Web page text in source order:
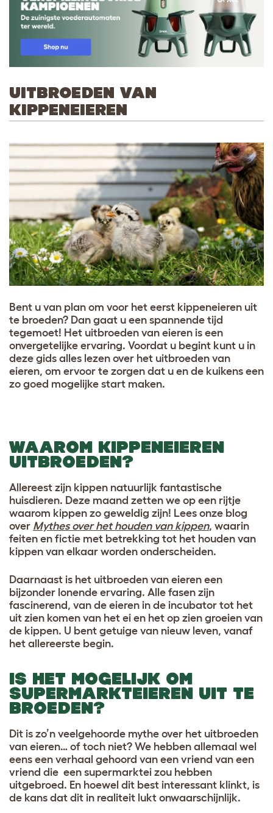
UITBROEDEN VAN
KIPPENEIEREN
Bent u van plan om voor het eerst kippeneieren uit
te broeden? Dan gaat u een spannende tijd
tegemoet! Het uitbroeden van eieren is een
onvergetelijke ervaring. Voordat u begint kunt u in
deze gids alles lezen over het uitbroeden van
eieren, om ervoor te zorgen dat u en de kuikens een
zo goed mogelijke start maken.
WAAROM KIPPENEIEREN
UITBROEDEN?
Allereest zijn kippen natuurlijk fantastische
huisdieren. Deze maand zetten we op een rijtje
waarom kippen zo geweldig zijn! Lees onze blog
over Mythes over het houden van kippen, waarin
feiten en fictie met betrekking tot het houden van
kippen van elkaar worden onderscheiden.
Daarnaast is het uitbroeden van eieren een
bijzonder lonende ervaring. Alle fasen zijn
fascinerend, van de eieren in de incubator tot het
uit zien komen van het ei en het op zien groeien van
de kippen. U bent getuige van nieuw leven, vanaf
het allereerste begin.
IS HET MOGELIJK OM
SUPERMARKTEIEREN UIT TE
BROEDEN?
Dit is zo’n veelgehoorde mythe over het uitbroeden
van eieren… of toch niet? We hebben allemaal wel
eens een verhaal gehoord van een vriend van een
vriend die een supermarktei zou hebben
uitgebroed. En hoewel dit best interessant klinkt, is
de kans dat dit in realiteit lukt onwaarschijnlijk.